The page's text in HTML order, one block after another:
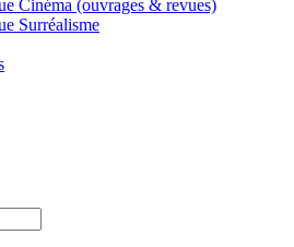
Cinéma (ouvrages & revues)
Surréalisme